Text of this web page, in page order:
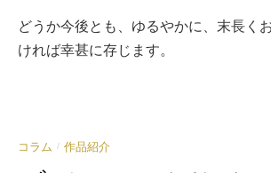
どうか今後とも、ゆるやかに、末長く
ければ幸甚に存じます。
コラム / 作品紹介